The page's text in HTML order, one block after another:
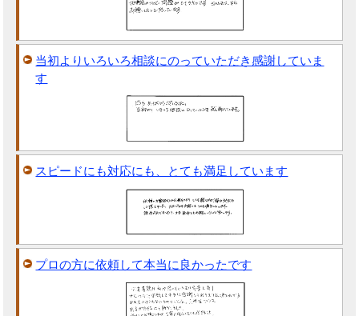
当初よりいろいろ相談にのっていただき感謝していま
す
スピードにも対応にも、とても満足しています
プロの方に依頼して本当に良かったです